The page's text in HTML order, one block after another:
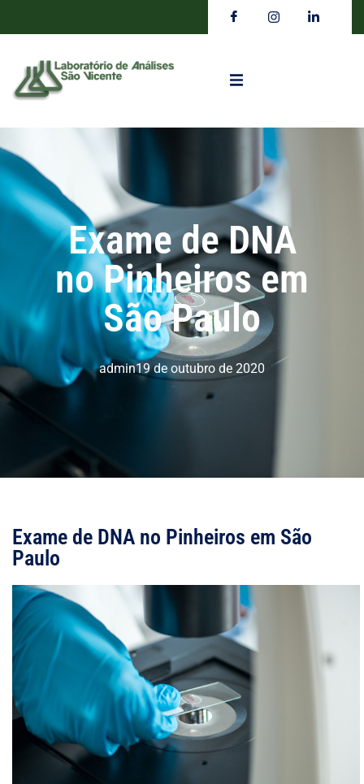
Exame de DNA
no Pinheiros em
São Paulo
admin19 de outubro de 2020
Exame de DNA no Pinheiros em São
Paulo